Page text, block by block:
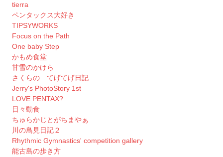
tierra
ペンタックス大好き
TIPSYWORKS
Focus on the Path
One baby Step
かもめ食堂
甘雪のかけら
さくらの てげてげ日記
Jerry's PhotoStory 1st
LOVE PENTAX?
日々動食
ちゅらかじとがちまやぁ
川の鳥見日記２
Rhythmic Gymnastics' competition gallery
能古島の歩き方